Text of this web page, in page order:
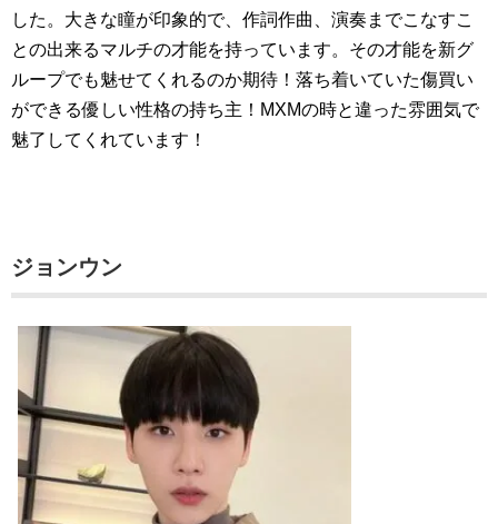
した。大きな瞳が印象的で、作詞作曲、演奏までこなすこ
との出来るマルチの才能を持っています。その才能を新グ
ループでも魅せてくれるのか期待！落ち着いていた傷買い
ができる優しい性格の持ち主！MXMの時と違った雰囲気で
魅了してくれています！
ジョンウン